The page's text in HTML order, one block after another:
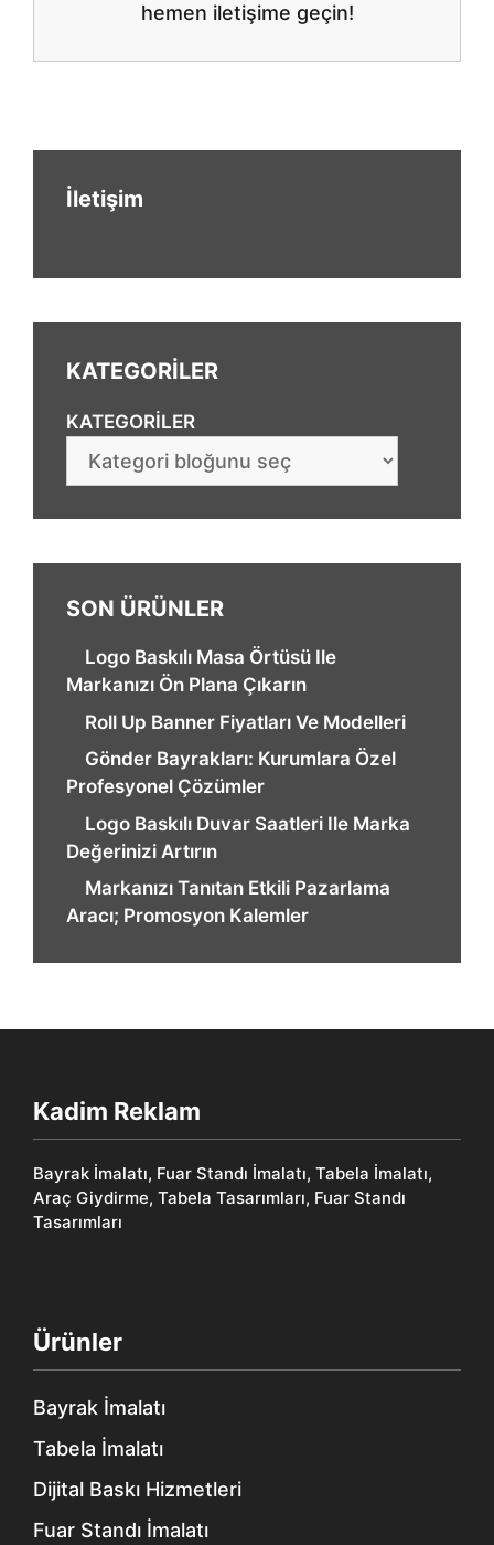
hemen iletişime geçin!
İletişim
KATEGORİLER
KATEGORILER
SON ÜRÜNLER
Logo Baskılı Masa Örtüsü Ile
Markanızı Ön Plana Çıkarın
Roll Up Banner Fiyatları Ve Modelleri
Gönder Bayrakları: Kurumlara Özel
Profesyonel Çözümler
Logo Baskılı Duvar Saatleri Ile Marka
Değerinizi Artırın
Markanızı Tanıtan Etkili Pazarlama
Aracı; Promosyon Kalemler
Kadim Reklam
Bayrak İmalatı, Fuar Standı İmalatı, Tabela İmalatı,
Araç Giydirme, Tabela Tasarımları, Fuar Standı
Tasarımları
Ürünler
Bayrak İmalatı
Tabela İmalatı
Dijital Baskı Hizmetleri
Fuar Standı İmalatı